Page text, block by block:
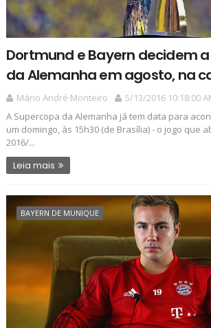
Dortmund e Bayern decidem
da Alemanha em agosto, na
Mário André Monteiro
5/13/2016 10:18:00
A Supercopa da Alemanha já tem data para
um domingo, às 15h30 (de Brasília) - o jogo que
2016/...
Leia mais
BAYERN DE MUNIQUE